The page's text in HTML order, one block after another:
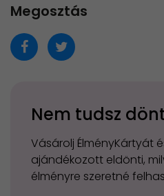
Megosztás
Nem tudsz
Vásárolj ÉlményKártyát
ajándékozott eldönti,
élményre szeretné